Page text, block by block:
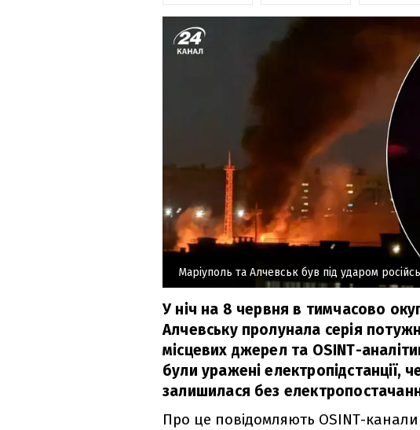
Маріуполь та Алчевськ був під ударом
У ніч на 8 червня в тимчасово
Алчевську пролунала серія
місцевих джерел та OSINT-
були уражені електропідстанції,
залишилася без
Про це повідомляють OSINT-